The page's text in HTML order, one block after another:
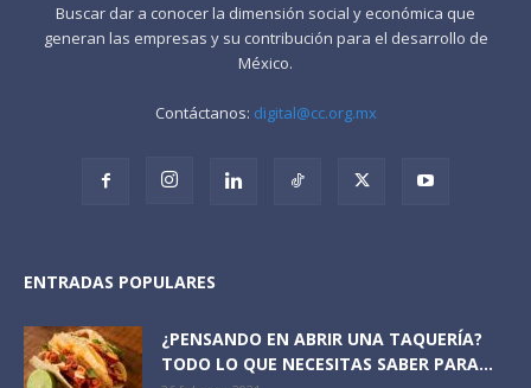
Buscar dar a conocer la dimensión social y económica que
generan las empresas y su contribución para el desarrollo de
México.
Contáctanos: digital@cc.org.mx
ENTRADAS POPULARES
¿PENSANDO EN ABRIR UNA TAQUERÍA?
TODO LO QUE NECESITAS SABER PARA...